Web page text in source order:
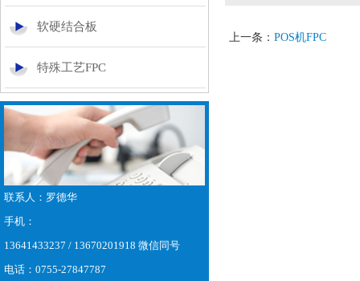
软硬结合板
特殊工艺FPC
联系人：罗德华
手机：
13641433237 / 13670201918 微信同号
电话：0755-27847787
上一条： POS机FPC